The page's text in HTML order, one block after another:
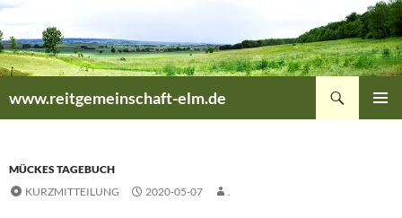
Zum
Inhalt
springen
www.reitgemeinschaft-elm.de
MÜCKES TAGEBUCH
KURZMITTEILUNG
2020-05-07 .